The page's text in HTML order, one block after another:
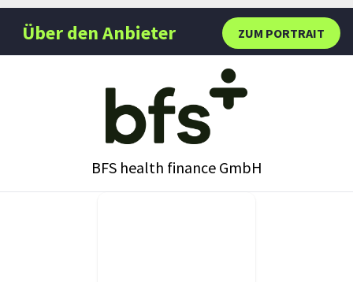
ZUM PORTRAIT
Über den Anbieter
BFS health finance GmbH